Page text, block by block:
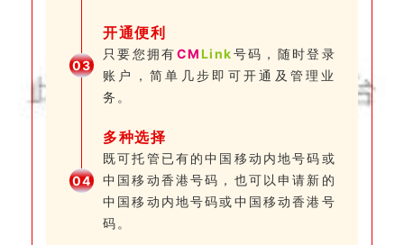
03
开通便利
只要您拥有CMLink号码，随时登录
账户，简单几步即可开通及管理业
务。
04
多种选择
既可托管已有的中国移动内地号码或
中国移动香港号码，也可以申请新的
中国移动内地号码或中国移动香港号
码。